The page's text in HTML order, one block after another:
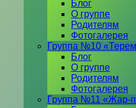
Блог
О группе
Родителям
Фотогалерея
Группа №10
Блог
О группе
Родителям
Фотогалерея
Группа №11 «Жар-